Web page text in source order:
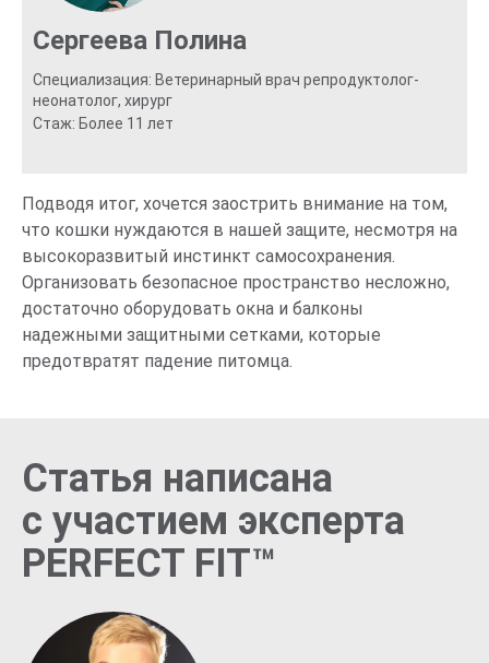
Сергеева Полина
Специализация: Ветеринарный врач репродуктолог-
неонатолог, хирург
Стаж: Более 11 лет
Подводя итог, хочется заострить внимание на том,
что кошки нуждаются в нашей защите, несмотря на
высокоразвитый инстинкт самосохранения.
Организовать безопасное пространство несложно,
достаточно оборудовать окна и балконы
надежными защитными сетками, которые
предотвратят падение питомца.
Статья написана
с участием эксперта
PERFECT FIT™